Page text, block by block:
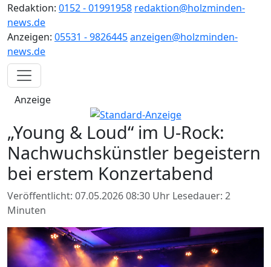
Redaktion: 0152 - 01991958 redaktion@holzminden-
news.de
Anzeigen: 05531 - 9826445anzeigen@holzminden-
news.de
Anzeige
„Young & Loud“ im U-Rock:
Nachwuchskünstler begeistern
bei erstem Konzertabend
Veröffentlicht: 07.05.2026 08:30 Uhr Lesedauer: 2
Minuten